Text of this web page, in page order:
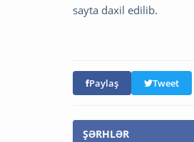
sayta daxil edilib.
Paylaş Tweet
ŞƏRHLƏR